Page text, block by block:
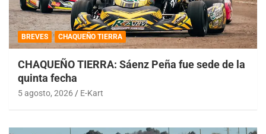
BREVES CHAQUEÑO TIERRA
CHAQUEÑO TIERRA: Sáenz Peña fue sede de la
quinta fecha
5 agosto, 2026 E-Kart